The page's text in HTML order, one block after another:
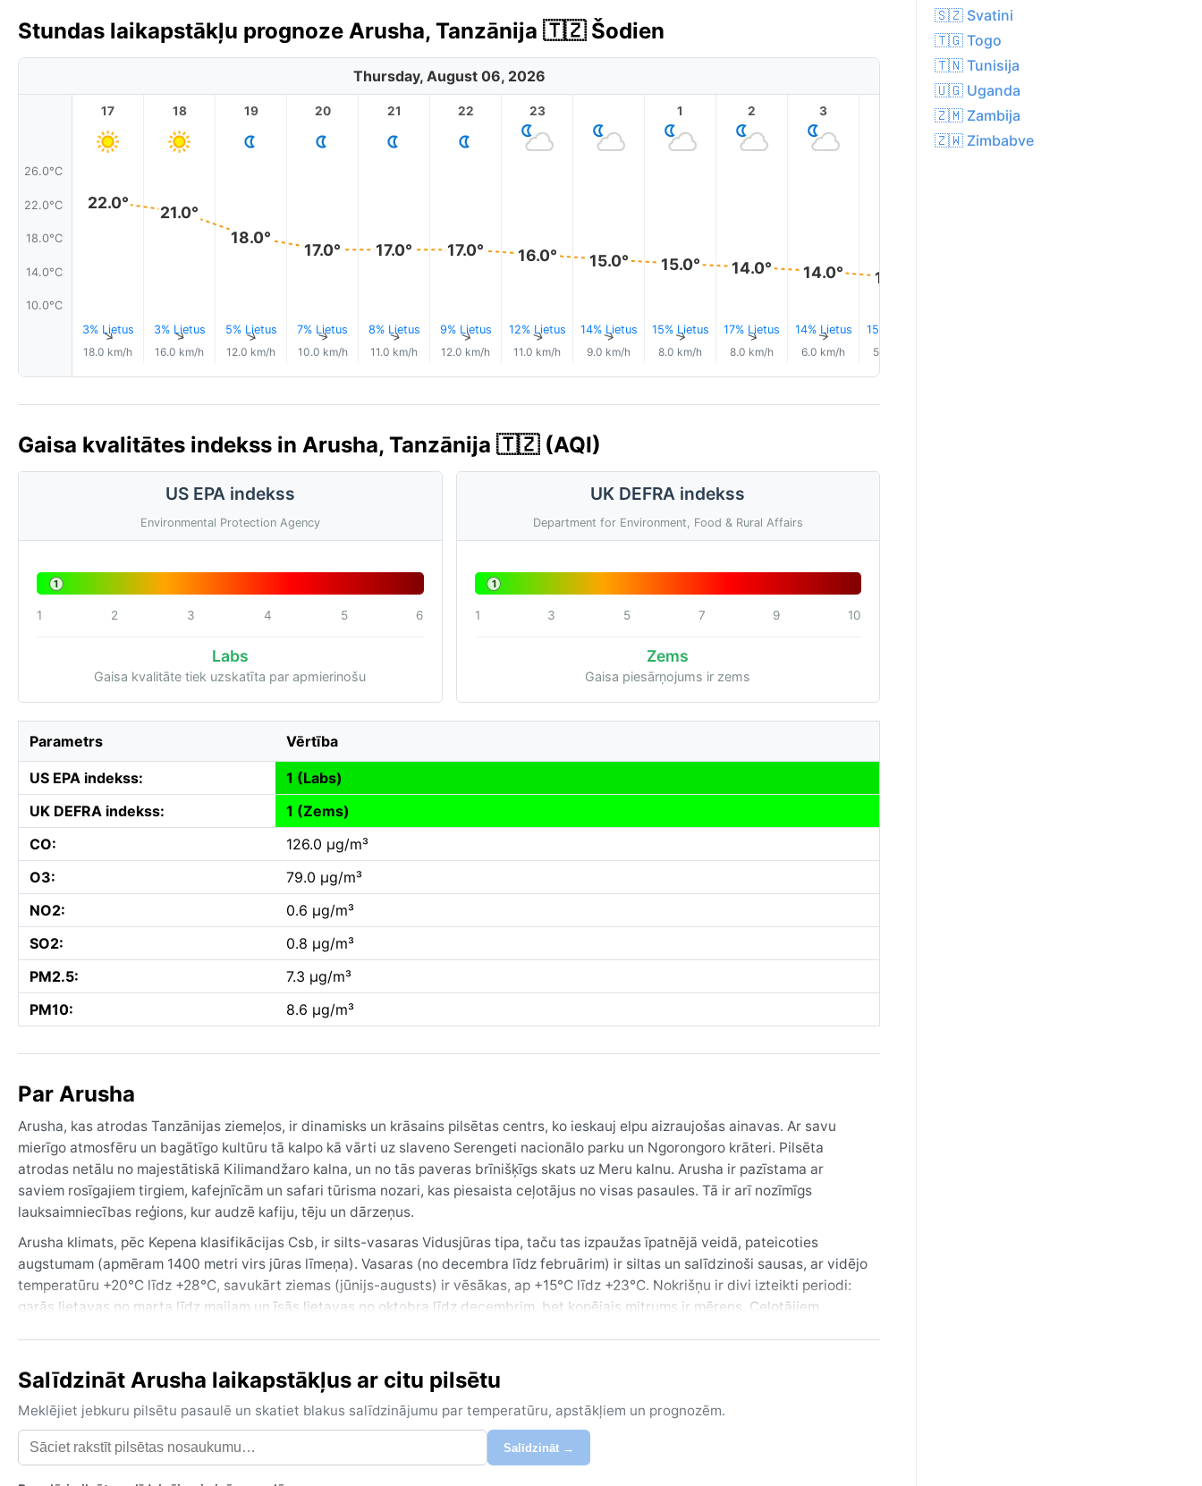
Stundas laikapstākļu prognoze Arusha, Tanzānija 🇹🇿 Šodien
Thursday, August 06, 2026
26.0°C
22.0°C
18.0°C
14.0°C
10.0°C
17
22.0°
3% Lietus
↑
18.0 km/h
18
21.0°
3% Lietus
↑
16.0 km/h
19
18.0°
5% Lietus
↑
12.0 km/h
20
17.0°
7% Lietus
↑
10.0 km/h
21
17.0°
8% Lietus
↑
11.0 km/h
22
17.0°
9% Lietus
↑
12.0 km/h
23
16.0°
12% Lietus
↑
11.0 km/h
15.0°
14% Lietus
↑
9.0 km/h
1
15.0°
15% Lietus
↑
8.0 km/h
2
14.0°
17% Lietus
↑
8.0 km/h
3
14.0°
14% Lietus
↑
6.0 km/h
13.0°
15% Lietus
5.0 km/h
5
Gaisa kvalitātes indekss in Arusha, Tanzānija 🇹🇿 (AQI)
US EPA indekss
Environmental Protection Agency
1
1 2 3 4 5 6
Labs
Gaisa kvalitāte tiek uzskatīta par apmierinošu
UK DEFRA indekss
Department for Environment, Food & Rural Affairs
1
1 3 5 7 9 10
Zems
Gaisa piesārņojums ir zems
Parametrs Vērtība
US EPA indekss:
1 (Labs)
UK DEFRA indekss:
1 (Zems)
CO:
126.0 µg/m³
O3:
79.0 µg/m³
NO2:
0.6 µg/m³
SO2:
0.8 µg/m³
PM2.5:
7.3 µg/m³
PM10:
8.6 µg/m³
Par Arusha
Arusha, kas atrodas Tanzānijas ziemeļos, ir dinamisks un krāsains pilsētas centrs, ko ieskauj elpu aizraujošas ainavas. Ar savu
mierīgo atmosfēru un bagātīgo kultūru tā kalpo kā vārti uz slaveno Serengeti nacionālo parku un Ngorongoro krāteri. Pilsēta
atrodas netālu no majestātiskā Kilimandžaro kalna, un no tās paveras brīnišķīgs skats uz Meru kalnu. Arusha ir pazīstama ar
saviem rosīgajiem tirgiem, kafejnīcām un safari tūrisma nozari, kas piesaista ceļotājus no visas pasaules. Tā ir arī nozīmīgs
lauksaimniecības reģions, kur audzē kafiju, tēju un dārzeņus.
Arusha klimats, pēc Kepena klasifikācijas Csb, ir silts-vasaras Vidusjūras tipa, taču tas izpaužas īpatnējā veidā, pateicoties
augstumam (apmēram 1400 metri virs jūras līmeņa). Vasaras (no decembra līdz februārim) ir siltas un salīdzinoši sausas, ar vidējo
temperatūru +20°C līdz +28°C, savukārt ziemas (jūnijs-augusts) ir vēsākas, ap +15°C līdz +23°C. Nokrišņu ir divi izteikti periodi:
garās lietavas no marta līdz maijam un īsās lietavas no oktobra līdz decembrim, bet kopējais mitrums ir mērens. Ceļotājiem
Vislabākais laiks apmeklējumam no laika viedokļa ir sausajā sezonā no jūnija līdz septembrim, kad ir saulains un patīkams laiks
savvaļas vērošanai. Šajā periodā nokrišņu ir maz, un nakti ir vēsas. Savukārt no novembra līdz februārim ir arī sausāki mēneši, bet
dienas ir karstākas. Arusha nav pakļauta tādām ekstremālām parādībām kā cikloni vai sniegs, taču lietus sezonās var būt bieza
migla no rīta, īpaši kalnu nogāzēs. Sausajā sezonā reti, bet iespējams dažu minūšu karstums, ko vietējie dēvē par "joto" – intensīvu
saules starojumu. Tomēr kopumā Arusha piedāvā maigu un patīkamu klimatu, kas piemērots gan safari entuziastiem, gan kultūras
Salīdzināt Arusha laikapstākļus ar citu pilsētu
Meklējiet jebkuru pilsētu pasaulē un skatiet blakus salīdzinājumu par temperatūru, apstākļiem un prognozēm.
Salīdzināt →
🇸🇿 Svatini
🇹🇬 Togo
🇹🇳 Tunisija
🇺🇬 Uganda
🇿🇲 Zambija
🇿🇼 Zimbabve